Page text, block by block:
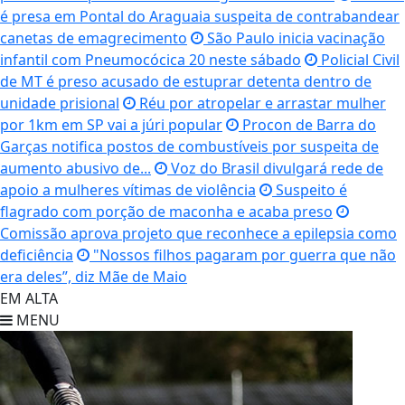
é presa em Pontal do Araguaia suspeita de contrabandear
canetas de emagrecimento
São Paulo inicia vacinação
infantil com Pneumocócica 20 neste sábado
Policial Civil
de MT é preso acusado de estuprar detenta dentro de
unidade prisional
Réu por atropelar e arrastar mulher
por 1km em SP vai a júri popular
Procon de Barra do
Garças notifica postos de combustíveis por suspeita de
aumento abusivo de...
Voz do Brasil divulgará rede de
apoio a mulheres vítimas de violência
Suspeito é
flagrado com porção de maconha e acaba preso
Comissão aprova projeto que reconhece a epilepsia como
deficiência
"Nossos filhos pagaram por guerra que não
era deles”, diz Mãe de Maio
EM ALTA
MENU